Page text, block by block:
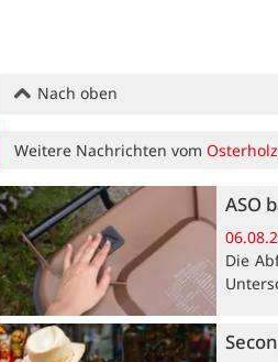
Nach oben
Weitere Nachrichten vom
ASO
Die